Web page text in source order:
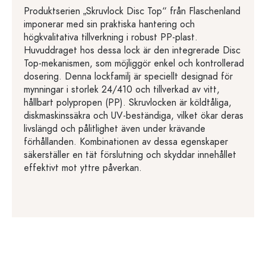
Produktserien „Skruvlock Disc Top“ från Flaschenland
imponerar med sin praktiska hantering och
högkvalitativa tillverkning i robust PP-plast.
Huvuddraget hos dessa lock är den integrerade Disc
Top-mekanismen, som möjliggör enkel och kontrollerad
dosering. Denna lockfamilj är speciellt designad för
mynningar i storlek 24/410 och tillverkad av vitt,
hållbart polypropen (PP). Skruvlocken är köldtåliga,
diskmaskinssäkra och UV-beständiga, vilket ökar deras
livslängd och pålitlighet även under krävande
förhållanden. Kombinationen av dessa egenskaper
säkerställer en tät förslutning och skyddar innehållet
effektivt mot yttre påverkan.